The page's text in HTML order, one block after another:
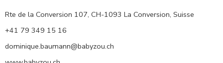
Rte de la Conversion 107, CH-1093 La Conversion, Suisse
+41 79 349 15 16
dominique.baumann@babyzou.ch